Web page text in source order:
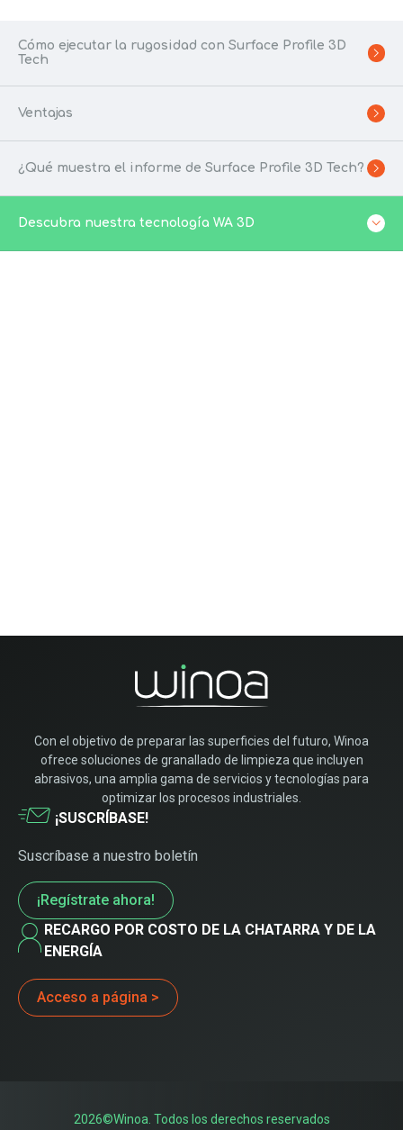
Cómo ejecutar la rugosidad con Surface Profile 3D
Tech
Ventajas
¿Qué muestra el informe de Surface Profile 3D Tech?
Descubra nuestra tecnología WA 3D
Con el objetivo de preparar las superficies del futuro, Winoa
ofrece soluciones de granallado de limpieza que incluyen
abrasivos, una amplia gama de servicios y tecnologías para
optimizar los procesos industriales.
¡SUSCRÍBASE!
Suscríbase a nuestro boletín
¡Regístrate ahora!
RECARGO POR COSTO DE LA CHATARRA Y DE LA
ENERGÍA
Acceso a página >
2026©Winoa. Todos los derechos reservados